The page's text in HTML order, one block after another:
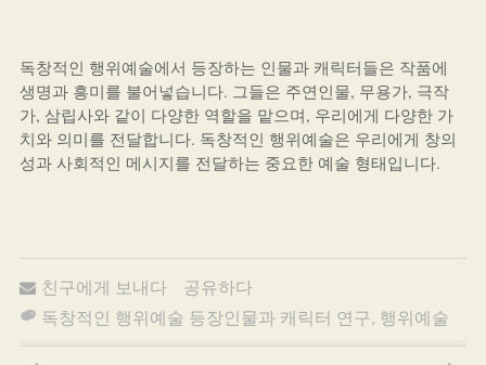
독창적인 행위예술에서 등장하는 인물과 캐릭터들은 작품에
생명과 흥미를 불어넣습니다. 그들은 주연인물, 무용가, 극작
가, 삼립사와 같이 다양한 역할을 맡으며, 우리에게 다양한 가
치와 의미를 전달합니다. 독창적인 행위예술은 우리에게 창의
성과 사회적인 메시지를 전달하는 중요한 예술 형태입니다.
친구에게 보내다
공유하다
독창적인 행위예술 등장인물과 캐릭터 연구, 행위예술